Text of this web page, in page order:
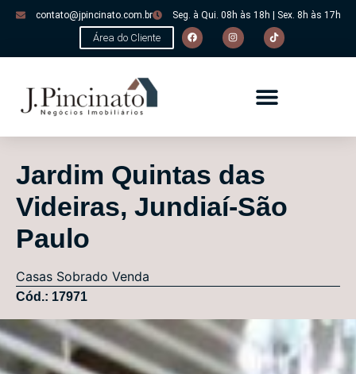
contato@jpincinato.com.br Seg. à Qui. 08h às 18h | Sex. 8h às 17h
Área do Cliente
Jardim Quintas das
Videiras, Jundiaí-São
Paulo
Casas Sobrado Venda
Cód.: 17971